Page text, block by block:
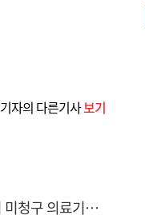
기자의 다른기사보기
'우린 비급여만' 건강보험 미청구 의료기관 대전 65곳 충남 31곳